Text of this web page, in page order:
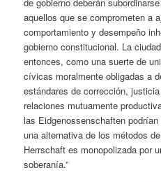
aquellos que se comprometen a
comportamiento y desempeño
gobierno constitucional. La
entonces, como una suerte de
cívicas moralmente obligadas a
estándares de corrección,
relaciones mutuamente
las Eidgenossenschaften
una alternativa de los métodos
Herrschaft es monopolizada por
soberanía.”